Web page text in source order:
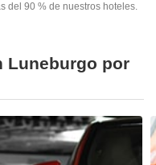
del 90 % de nuestros hoteles.
Luneburgo por